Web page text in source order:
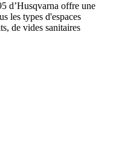
d’Husqvarna offre une
les types d'espaces
de vides sanitaires